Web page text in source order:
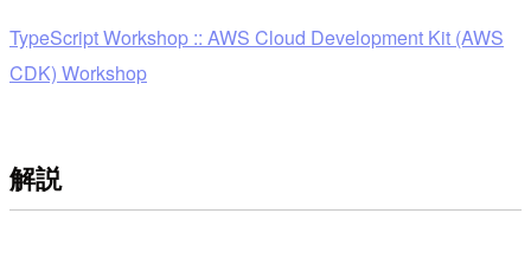
TypeScript Workshop :: AWS Cloud Development Kit (AWS
CDK) Workshop
解説